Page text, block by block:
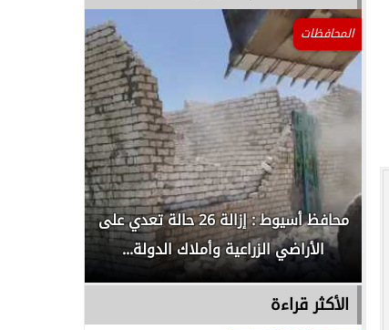
المحافظات
محافظ أسيوط : إزالة 26 حالة تعدي على
الأراضي الزراعية وأملاك الدولة...
الأكثر قراءة